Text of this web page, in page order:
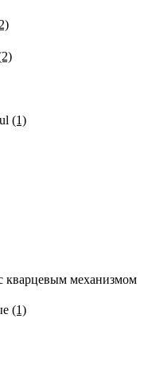
(1)
кварцевым механизмом
(1)